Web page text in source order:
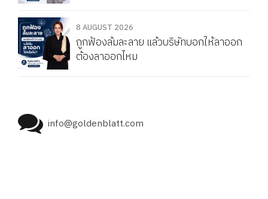
8 AUGUST 2026
ถูกฟ้องล้มละลาย แล้วบริษัทบอกให้ลาออก
ต้องลาออกไหม
info@goldenblatt.com